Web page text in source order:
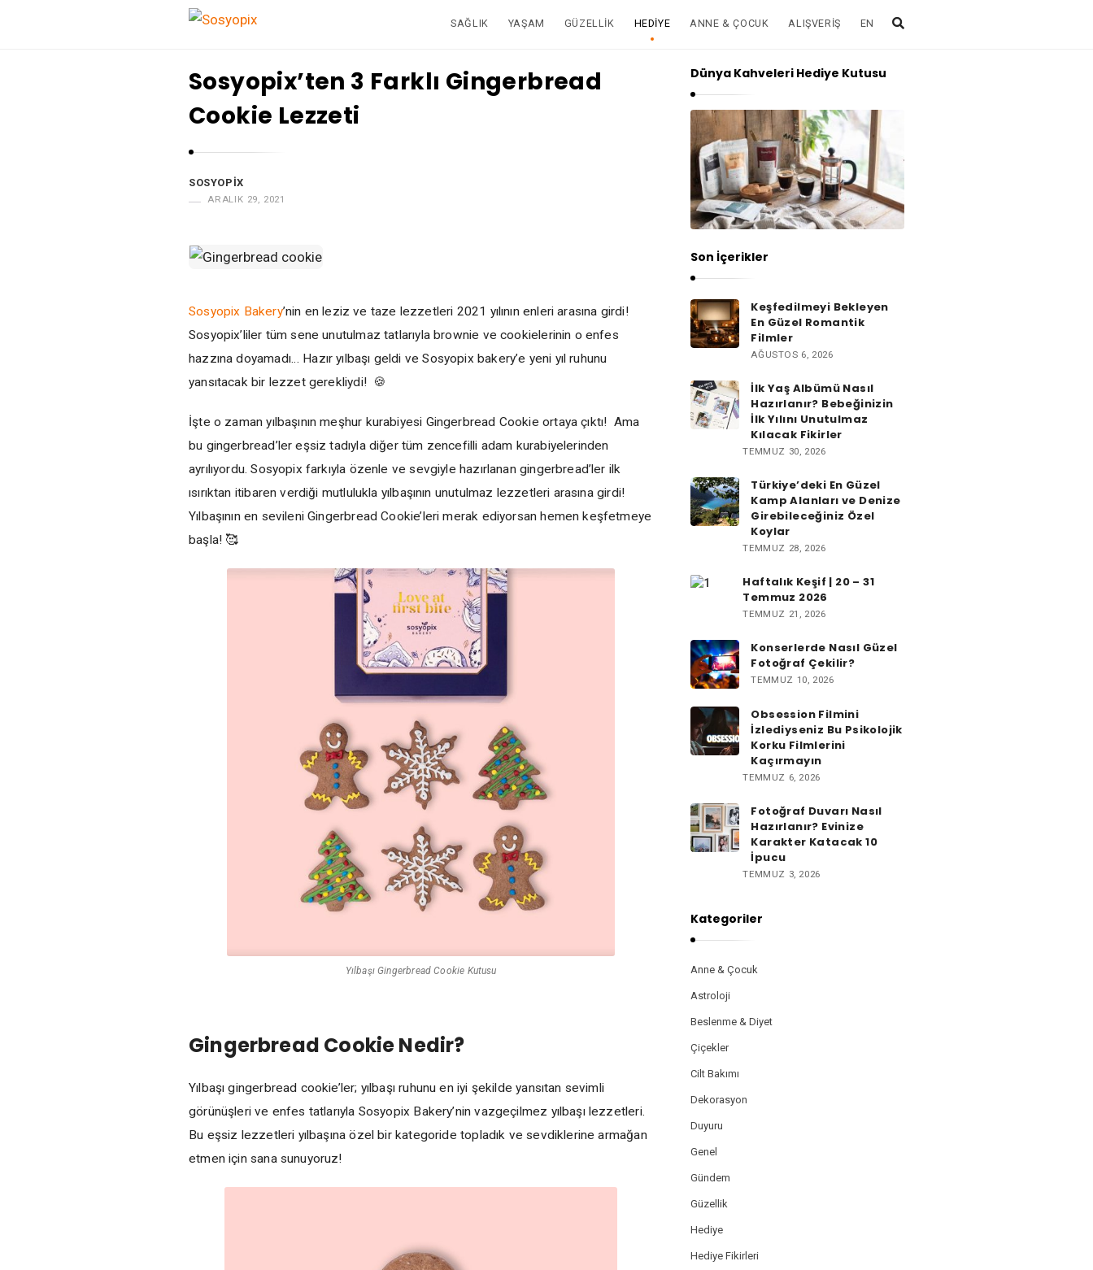
s
y
p
i
x
SAĞLIK YAŞAM GÜZELLIK HEDIYE ANNE & ÇOCUK ALIŞVERIŞ EN
Sosyopix’ten 3 Farklı Gingerbread
Cookie Lezzeti
SOSYOPIX
ARALIK 29, 2021
Sosyopix Bakery’nin en leziz ve taze lezzetleri 2021 yılının enleri arasına girdi!
Sosyopix’liler tüm sene unutulmaz tatlarıyla brownie ve cookielerinin o enfes
hazzına doyamadı… Hazır yılbaşı geldi ve Sosyopix bakery’e yeni yıl ruhunu
yansıtacak bir lezzet gerekliydi! 🍪
İşte o zaman yılbaşının meşhur kurabiyesi Gingerbread Cookie ortaya çıktı! Ama
bu gingerbread’ler eşsiz tadıyla diğer tüm zencefilli adam kurabiyelerinden
ayrılıyordu. Sosyopix farkıyla özenle ve sevgiyle hazırlanan gingerbread’ler ilk
ısırıktan itibaren verdiği mutlulukla yılbaşının unutulmaz lezzetleri arasına girdi!
Yılbaşının en sevileni Gingerbread Cookie’leri merak ediyorsan hemen keşfetmeye
başla! 🥰
Yılbaşı Gingerbread Cookie Kutusu
Gingerbread Cookie Nedir?
Yılbaşı gingerbread cookie’ler; yılbaşı ruhunu en iyi şekilde yansıtan sevimli
görünüşleri ve enfes tatlarıyla Sosyopix Bakery’nin vazgeçilmez yılbaşı lezzetleri.
Bu eşsiz lezzetleri yılbaşına özel bir kategoride topladık ve sevdiklerine armağan
etmen için sana sunuyoruz!
Dünya Kahveleri Hediye Kutusu
Son İçerikler
Keşfedilmeyi Bekleyen
En Güzel Romantik
Filmler
AĞUSTOS 6, 2026
İlk Yaş Albümü Nasıl
Hazırlanır? Bebeğinizin
İlk Yılını Unutulmaz
Kılacak Fikirler
TEMMUZ 30, 2026
Türkiye’deki En Güzel
Kamp Alanları ve Denize
Girebileceğiniz Özel
Koylar
TEMMUZ 28, 2026
Haftalık Keşif | 20 – 31
Temmuz 2026
TEMMUZ 21, 2026
Konserlerde Nasıl Güzel
Fotoğraf Çekilir?
TEMMUZ 10, 2026
Obsession Filmini
İzlediyseniz Bu Psikolojik
Korku Filmlerini
Kaçırmayın
TEMMUZ 6, 2026
Fotoğraf Duvarı Nasıl
Hazırlanır? Evinize
Karakter Katacak 10
İpucu
TEMMUZ 3, 2026
Kategoriler
Anne & Çocuk
Astroloji
Beslenme & Diyet
Çiçekler
Cilt Bakımı
Dekorasyon
Duyuru
Genel
Gündem
Güzellik
Hediye
Hediye Fikirleri